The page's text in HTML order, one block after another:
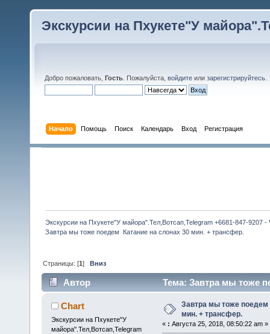
Экскурсии на Пхукете"У
Добро пожаловать, Гость . Пожалуйста, войдите или зарегистрируйтесь
Начало Помощь Поиск Календарь Вход Регистрация
Экскурсии на Пхукете"У майора".Тел,Вотсап,Telegram +6681-847-9207 -
Завтра мы тоже поедем  Катание на слонах 30 мин. + трансфер.
Страницы: [1]Вниз
Автор
Тема: Завтра мы тоже
43022 раз)
Chart
Экскурсии на Пхукете"У
майора".Тел,Вотсап,Telegram
Завтра мы тоже поедем
мин. + трансфер.
« : Августа 25, 2018, 08:50:22 am »